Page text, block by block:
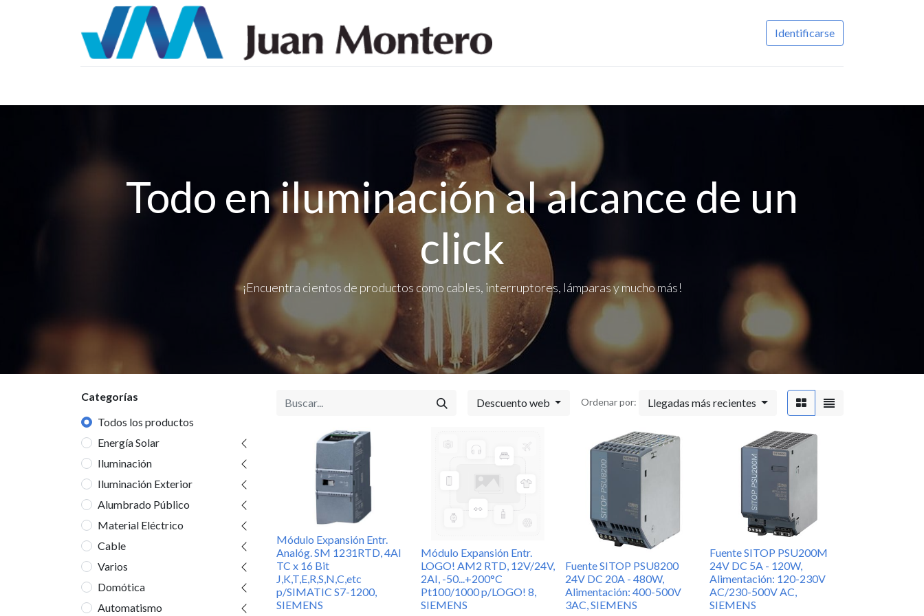
Identificarse
Todo en iluminación al alcance de un
click
¡Encuentra cientos de productos como cables, interruptores, lámparas y mucho más!
Categorías
Todos los productos
Energía Solar
Iluminación
Iluminación Exterior
Alumbrado Público
Material Eléctrico
Cable
Varios
Domótica
Automatismo
Descuento web Ordenar por: Llegadas más recientes
Módulo Expansión Entr.
Analóg. SM 1231RTD, 4AI
TC x 16 Bit
J,K,T,E,R,S,N,C,etc
p/SIMATIC S7-1200,
SIEMENS
Módulo Expansión Entr.
LOGO! AM2 RTD, 12V/24V,
2AI, -50...+200°C
Pt100/1000 p/LOGO! 8,
SIEMENS
Fuente SITOP PSU8200
24V DC 20A - 480W,
Alimentación: 400-500V
3AC, SIEMENS
Fuente SITOP PSU200M
24V DC 5A - 120W,
Alimentación: 120-230V
AC/230-500V AC,
SIEMENS
Enlaces de
Interés
Inicio
Productos
Términos y
Condiciones
Política de Precios,
promociones,
entregas y
devoluciones
Política de Privacidad
Política de Calidad
Juan Montero es sinónimo de innovación eléctrica, diseño
inteligente e iluminación de alto impacto.
Con más de 45 años de trayectoria, tuvo sus inicios como una idea
de negocio familiar, y hoy por hoy somos líderes en la importación
y distribución de material eléctrico, iluminación técnica y
decoración de vanguardia.
Contáctenos
online@ajm.ec
Showroom Cuenca: (07) 2863-755
Showroom Quito: 098 554 5308
Asesoría Técnica:
Iluminación: 0984598654
Cable: 0995345826
Automatización: 0984785834